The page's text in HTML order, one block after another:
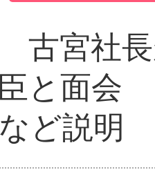
古宮社
と面会
ど説明